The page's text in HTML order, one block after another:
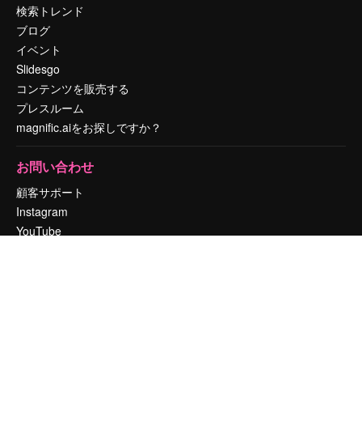
検索トレンド
ブログ
イベント
Slidesgo
コンテンツを販売する
プレスルーム
magnific.aiをお探しですか？
お問い合わせ
顧客サポート
Instagram
YouTube